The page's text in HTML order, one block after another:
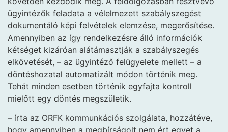
ügyintézők feladata a vélelmezett szabályszegést
dokumentáló képi felvételek elemzése, megerősítése.
Amennyiben az így rendelkezésre álló információk
kétséget kizáróan alátámasztják a szabályszegés
elkövetését, – az ügyintéző felügyelete mellett – a
döntéshozatal automatizált módon történik meg.
Tehát minden esetben történik egyfajta kontroll
mielőtt egy döntés megszületik.
– írta az ORFK kommunkációs szolgálata, hozzátéve,
hogy amennyiben a megbírságolt nem ért egyet a